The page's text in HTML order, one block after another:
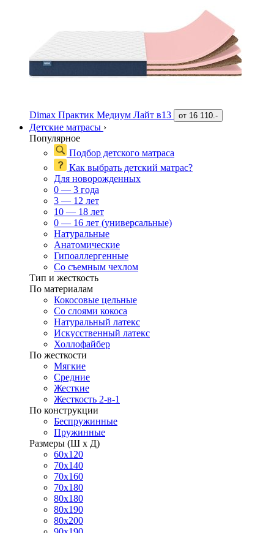
Dimax Практик Медиум Лайт в13 от 16 110.-
Детские матрасы ›
Популярное
Подбор детского матраса
Как выбрать детский матрас?
Для новорожденных
0 — 3 года
3 — 12 лет
10 — 18 лет
0 — 16 лет (универсальные)
Натуральные
Анатомические
Гипоаллергенные
Со съемным чехлом
Тип и жесткость
По материалам
Кокосовые цельные
Со слоями кокоса
Натуральный латекс
Искусственный латекс
Холлофайбер
По жесткости
Мягкие
Средние
Жесткие
Жесткость 2-в-1
По конструкции
Беспружинные
Пружинные
Размеры (Ш х Д)
60х120
70х140
70х160
70х180
80х180
80х190
80х200